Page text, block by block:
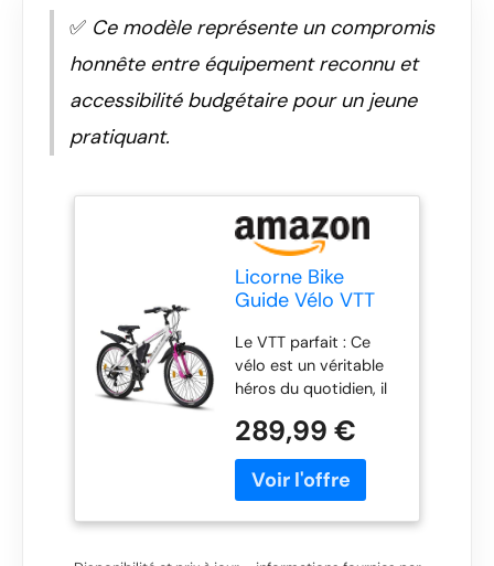
✅ Ce modèle représente un compromis
honnête entre équipement reconnu et
accessibilité budgétaire pour un jeune
pratiquant.
Licorne Bike
Guide Vélo VTT
pour filles,
garçons, hommes
et femmes Vélo
avec dérailleur
Shimano 21
vitesses, Garçon,
blanc/rose, 24
Le VTT parfait : Ce
vélo est un véritable
héros du quotidien, il
usage quotidien, pour
aller au travail, mais
aussi pour une
excursion en
montagne. Grâce au
289,99 €